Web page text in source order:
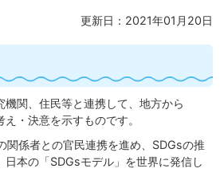
更新日：2021年01月20日
関、住民等と連携して、地方から
・決意を示すものです。
係者との官民連携を進め、SDGsの推
本の「SDGsモデル」を世界に発信し